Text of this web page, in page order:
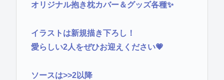
オリジナル抱き枕カバー＆グッズ各種✨
イラストは新規描き下ろし！
愛らしい2人をぜひお迎えください💗
ソースは>>2以降